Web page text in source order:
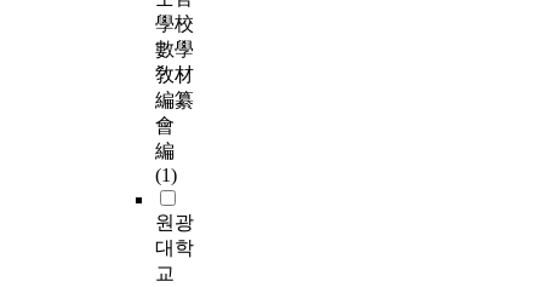
學校
數學
敎材
編纂
會
編
(1)
원광
대학
교